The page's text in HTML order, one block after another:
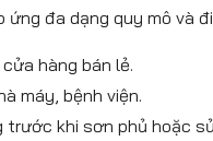
đa dạng quy mô và
hàng bán lẻ.
máy, bệnh viện.
trước khi sơn phủ hoặc